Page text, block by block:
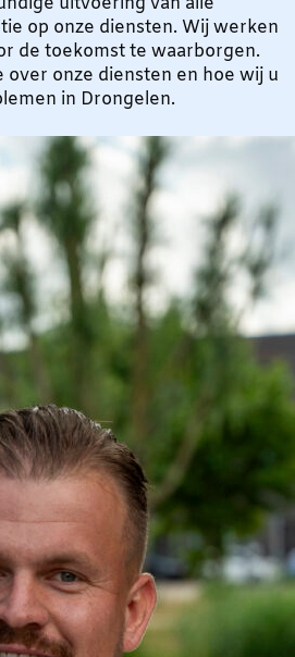
op onze diensten. Wij werken
de toekomst te waarborgen.
onze diensten en hoe wij u
in Drongelen.